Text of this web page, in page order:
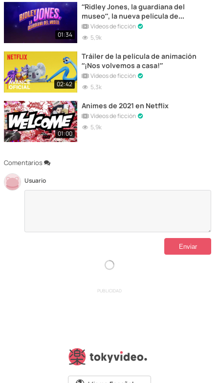
Comentarios
Usuario
01:34
“Ridley Jones, la guardiana del
museo”, la nueva película de
animación de Netflix, estrena tráiler
Vídeos de ficción
5,9k
02:42
Tráiler de la película de animación
“¡Nos volvemos a casa!”
Vídeos de ficción
5,3k
01:00
Animes de 2021 en Netflix
Vídeos de ficción
5,9k
PUBLICIDAD